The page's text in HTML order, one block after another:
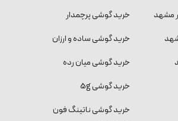
مشهد
خرید گوشی پرچمدار
خرید گوشی ساده و ارزان
خرید گوشی میان رده
خرید گوشی 5g
خرید گوشی ناتینگ فون